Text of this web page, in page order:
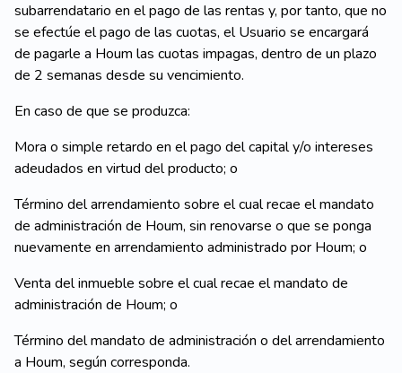
subarrendatario en el pago de las rentas y, por tanto, que no
se efectúe el pago de las cuotas, el Usuario se encargará
de pagarle a Houm las cuotas impagas, dentro de un plazo
de 2 semanas desde su vencimiento.
En caso de que se produzca:
Mora o simple retardo en el pago del capital y/o intereses
adeudados en virtud del producto; o
Término del arrendamiento sobre el cual recae el mandato
de administración de Houm, sin renovarse o que se ponga
nuevamente en arrendamiento administrado por Houm; o
Venta del inmueble sobre el cual recae el mandato de
administración de Houm; o
Término del mandato de administración o del arrendamiento
a Houm, según corresponda.